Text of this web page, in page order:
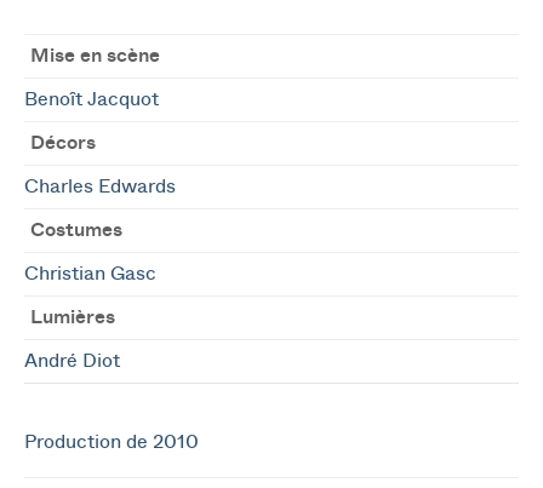
Mise en scène
Benoît Jacquot
Décors
Charles Edwards
Costumes
Christian Gasc
Lumières
André Diot
Production de 2010